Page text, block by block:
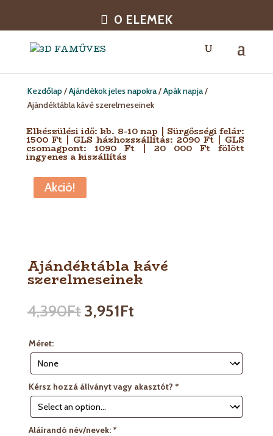
0 ELEMEK
Kezdőlap/Ajándékok jeles napokra/Apák napja/
Ajándéktábla kávé szerelmeseinek
Elkészülési idő: kb. 8-10 nap | Sürgősségi felár:
1500 Ft | GLS házhozszállítás: 2090 Ft | GLS
csomagpont: 1090 Ft | 20 000 Ft fölött
ingyenes a kiszállítás
Akció!
Ajándéktábla kávé
szerelmeseinek
4,390Ft3,951Ft
Méret:
Kérsz hozzá állványt vagy akasztót? *
Aláírandó név/nevek:*